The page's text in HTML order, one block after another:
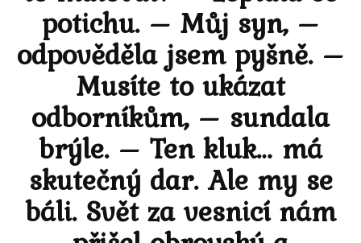
potichu. – Můj syn, –
odpověděla jsem pyšně. –
Musíte to ukázat
odborníkům, – sundala
brýle. – Ten kluk… má
skutečný dar. Ale my se
báli. Svět za vesnicí nám